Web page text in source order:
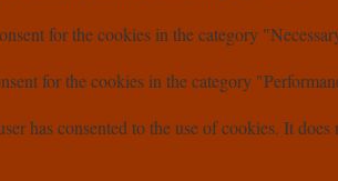
for the cookies in the category
for the cookies in the category
has consented to the use of cookies. It does